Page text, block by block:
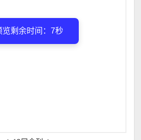
览剩余时间：6秒